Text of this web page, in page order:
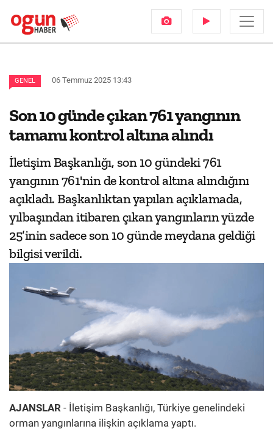
GENEL 06 Temmuz 2025 13:43
Son 10 günde çıkan 761 yangının
tamamı kontrol altına alındı
İletişim Başkanlığı, son 10 gündeki 761
yangının 761'nin de kontrol altına alındığını
açıkladı. Başkanlıktan yapılan açıklamada,
yılbaşından itibaren çıkan yangınların yüzde
25’inin sadece son 10 günde meydana geldiği
bilgisi verildi.
AJANSLAR - İletişim Başkanlığı, Türkiye genelindeki
orman yangınlarına ilişkin açıklama yaptı.